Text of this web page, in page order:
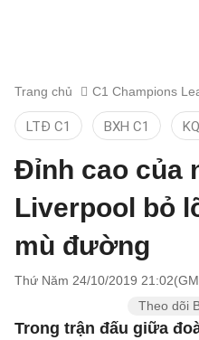
Trang chủ C1 Champions
LTĐ C1 BXH C1
Đỉnh cao của
Liverpool bỏ
mù đường
Thứ Năm 24/10/2019
Theo dõi
Trong trận đấu giữa